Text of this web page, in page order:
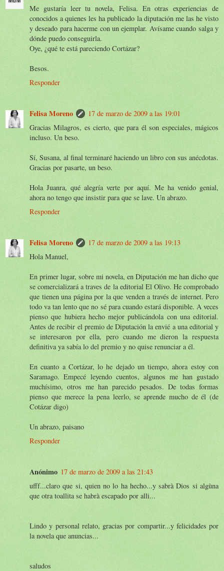
Me gustaría leer tu novela, Felisa. En otras experiencias de
conocidos a quienes les ha publicado la diputación me las he visto
y deseado para hacerme con un ejemplar. Avísame cuando salga y
dónde puedo conseguirla.
Oye, ¿qué te está pareciendo Cortázar?
Besos.
Responder
Felisa Moreno
17 de marzo de 2009 a las 19:01
Gracias Milagros, es cierto, que para él son especiales, mágicos
incluso. Un beso.
Sí, Susana, al final terminaré haciendo un libro con sus anécdotas.
Gracias por pasarte, un beso.
Hola Juanra, qué alegría verte por aquí. Me ha venido genial,
ahora no tengo que insistir para que se lave. Un abrazo.
Responder
Felisa Moreno
17 de marzo de 2009 a las 19:13
Hola Manuel,
En primer lugar, sobre mi novela, en Diputación me han dicho que
se comercializará a traves de la editorial El Olivo. He comprobado
que tienen una página por la que venden a través de internet. Pero
todo va tan lento que no sé para cuando estará disponible. A veces
pienso que hubiera hecho mejor publicándola con una editorial.
Antes de recibir el premio de Diputación la envié a una editorial y
se interesaron por ella, pero cuando me dieron la respuesta
definitiva ya sabía lo del premio y no quise renunciar a él.
En cuanto a Cortázar, lo he dejado un tiempo, ahora estoy con
Saramago. Empecé leyendo cuentos, algunos me han gustado
muchísimo, otros me han parecido pesados. De todas formas
pienso que merece la pena leerlo, se aprende mucho de él (de
Cotázar digo)
Un abrazo, paisano
Responder
Anónimo 17 de marzo de 2009 a las 21:43
ufff...claro que si, quien no lo ha hecho...y sabrà Dios si algùna
que otra toallita se habrà escapado por alli...
Lindo y personal relato, gracias por compartir...y felicidades por
la novela que anuncias...
saludos